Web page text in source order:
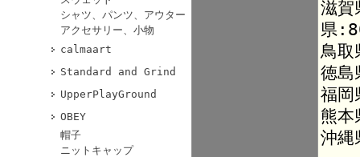
シャツ、パンツ、アウター
アクセサリー、小物
calmaart
Standard and Grind
UpperPlayGround
OBEY
帽子
ニットキャップ
滋
県
鳥
徳
福
熊
沖縄